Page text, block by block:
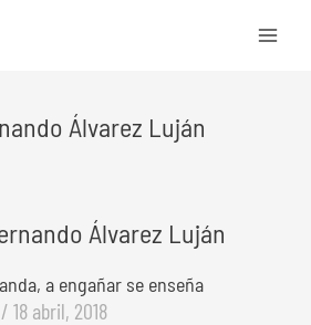
Álvarez Luján
Álvarez Luján
a engañar se enseña
18 abril, 2018